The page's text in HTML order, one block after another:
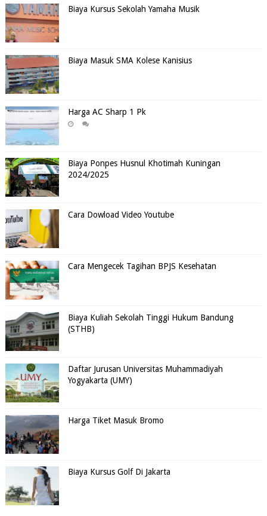
Biaya Kursus Sekolah Yamaha Musik
Biaya Masuk SMA Kolese Kanisius
Harga AC Sharp 1 Pk
Biaya Ponpes Husnul Khotimah Kuningan
2024/2025
Cara Dowload Video Youtube
Cara Mengecek Tagihan BPJS Kesehatan
Biaya Kuliah Sekolah Tinggi Hukum Bandung
(STHB)
Daftar Jurusan Universitas Muhammadiyah
Yogyakarta (UMY)
Harga Tiket Masuk Bromo
Biaya Kursus Golf Di Jakarta